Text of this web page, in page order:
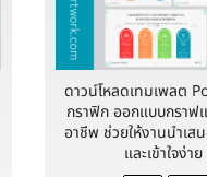
ดาวน์โหลดเทมเพลต
กราฟิก ออกแบบกราฟ
อาชีพ ช่วยให้งานนำเ
และเข้าใจง่า